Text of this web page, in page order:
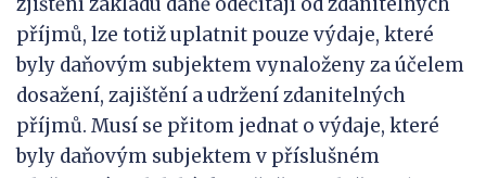
příjmů, lze totiž uplatnit pouze výdaje, které
byly daňovým subjektem vynaloženy za účelem
dosažení, zajištění a udržení zdanitelných
příjmů. Musí se přitom jednat o výdaje, které
byly daňovým subjektem v příslušném